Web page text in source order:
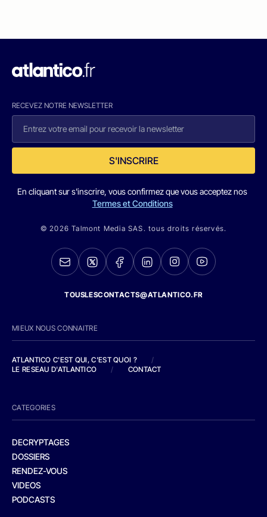
RECEVEZ NOTRE NEWSLETTER
S'INSCRIRE
En cliquant sur s'inscrire, vous confirmez que vous acceptez nos
Termes et Conditions
© 2026 Talmont Media SAS. tous droits réservés.
TOUSLESCONTACTS@ATLANTICO.FR
MIEUX NOUS CONNAITRE
ATLANTICO C'EST QUI, C'EST QUOI ?
/
LE RESEAU D'ATLANTICO
/ CONTACT
CATEGORIES
DECRYPTAGES
DOSSIERS
RENDEZ-VOUS
VIDEOS
PODCASTS